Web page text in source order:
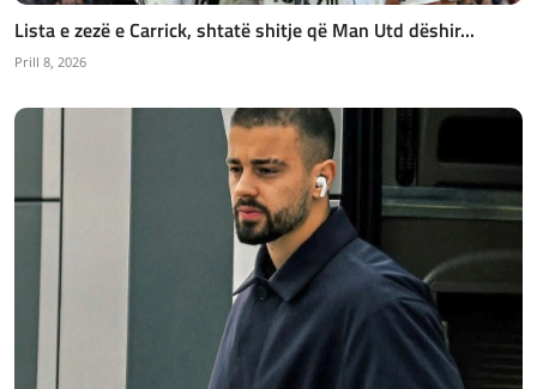
Lista e zezë e Carrick, shtatë shitje që Man Utd dëshir...
Prill 8, 2026